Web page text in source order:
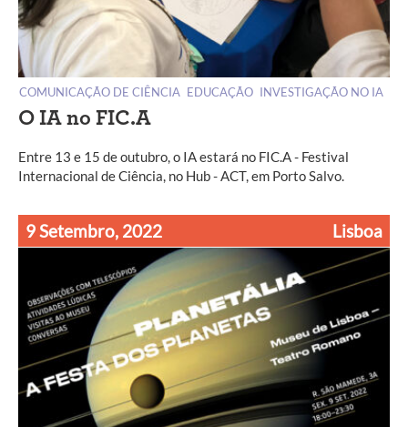
COMUNICAÇÃO DE CIÊNCIA EDUCAÇÃO INVESTIGAÇÃO NO IA
O IA no FIC.A
Entre 13 e 15 de outubro, o IA estará no FIC.A - Festival
Internacional de Ciência, no Hub - ACT, em Porto Salvo.
9 Setembro, 2022 Lisboa